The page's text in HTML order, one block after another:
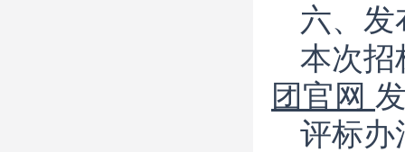
六、发
本次招
团官网
评标办